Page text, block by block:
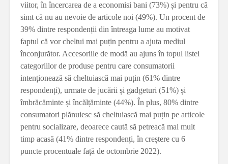
viitor, în încercarea de a economisi bani (73%) și pentru că
simt că nu au nevoie de articole noi (49%). Un procent de
39% dintre respondenții din întreaga lume au motivat
faptul că vor cheltui mai puțin pentru a ajuta mediul
înconjurător. Accesoriile de modă au ajuns în topul listei
categoriilor de produse pentru care consumatorii
intenționează să cheltuiască mai puțin (61% dintre
respondenți), urmate de jucării și gadgeturi (51%) și
îmbrăcăminte și încălțăminte (44%). În plus, 80% dintre
consumatori plănuiesc să cheltuiască mai puțin pe articole
pentru socializare, deoarece caută să petreacă mai mult
timp acasă (41% dintre respondenți, în creștere cu 6
puncte procentuale față de octombrie 2022).